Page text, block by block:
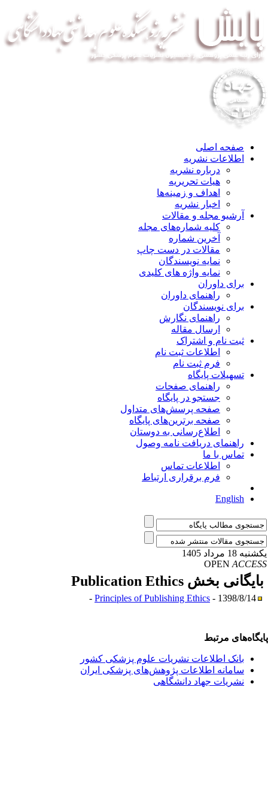
صفحه اصلی
اطلاعات نشریه
درباره نشریه
هیات تحریریه
اهداف و زمینه‌ها
اخبار نشریه
آرشیو مجله و مقالات
کلیه شماره‌های مجله
آخرین شماره
مقالات در دست چاپ
نمایه نویسندگان
نمایه واژه های کلیدی
برای داوران
راهنمای داوران
برای نویسندگان
راهنمای نگارش
ارسال مقاله
ثبت نام و اشتراک
اطلاعات ثبت نام
فرم ثبت نام
تسهیلات پایگاه
راهنمای صفحات
جستجو در پایگاه
صفحه پرسش‌های متداول
صفحه برترین‌های پایگاه
اطلاع‌رسانی به دوستان
راهنمای دریافت نامه وصول
تماس با ما
اطلاعات تماس
فرم برقراری ارتباط
English
18 مرداد 1405
OPEN
بخش Publication Ethics
Principles of Publishing Ethics - 1398/8/14 -
مرتبط
بانک اطلاعات نشریات علوم پزشکی کشور
سامانه اطلاعات پژوهش‌های پزشکی ایران
نشریات جهاد دانشگاهی